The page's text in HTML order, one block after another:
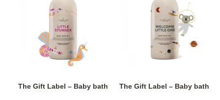
The Gift Label – Baby bath The Gift Label – Baby bath